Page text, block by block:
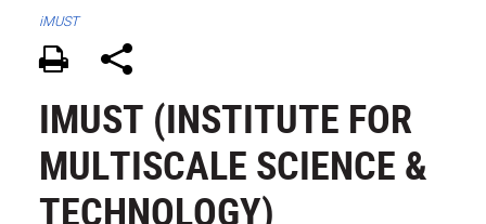
iMUST
IMUST (INSTITUTE FOR
MULTISCALE SCIENCE &
TECHNOLOGY)